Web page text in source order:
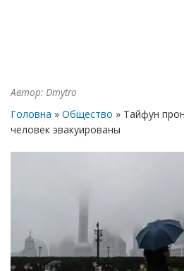
Автор: Dmytro
Головна » Общество » Тайфун
человек эвакуированы